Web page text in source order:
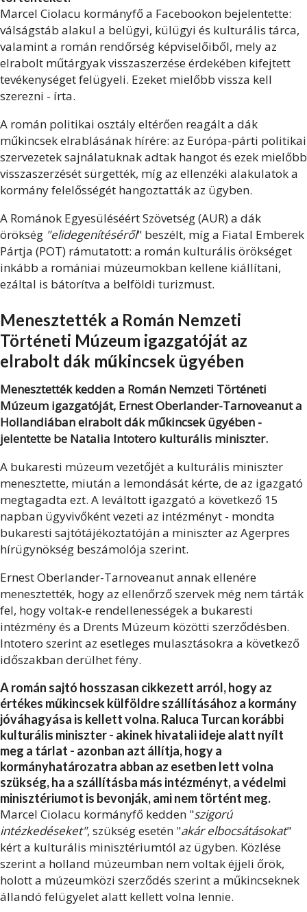
Marcel Ciolacu kormányfő a Facebookon bejelentette:
válságstáb alakul a belügyi, külügyi és kulturális tárca,
valamint a román rendőrség képviselőiből, mely az
elrabolt műtárgyak visszaszerzése érdekében kifejtett
tevékenységet felügyeli. Ezeket mielőbb vissza kell
szerezni - írta.
A román politikai osztály eltérően reagált a dák
műkincsek elrablásának hírére: az Európa-párti politikai
szervezetek sajnálatuknak adtak hangot és ezek mielőbb
visszaszerzését sürgették, míg az ellenzéki alakulatok a
kormány felelősségét hangoztatták az ügyben.
A Románok Egyesüléséért Szövetség (AUR) a dák
örökség "elidegenítéséről" beszélt, míg a Fiatal Emberek
Pártja (POT) rámutatott: a román kulturális örökséget
inkább a romániai múzeumokban kellene kiállítani,
ezáltal is bátorítva a belföldi turizmust.
Menesztették a Román Nemzeti
Történeti Múzeum igazgatóját az
elrabolt dák műkincsek ügyében
Menesztették kedden a Román Nemzeti Történeti
Múzeum igazgatóját, Ernest Oberlander-Tarnoveanut a
Hollandiában elrabolt dák műkincsek ügyében -
jelentette be Natalia Intotero kulturális miniszter.
A bukaresti múzeum vezetőjét a kulturális miniszter
menesztette, miután a lemondását kérte, de az igazgató
megtagadta ezt. A leváltott igazgató a következő 15
napban ügyvivőként vezeti az intézményt - mondta
bukaresti sajtótájékoztatóján a miniszter az Agerpres
hírügynökség beszámolója szerint.
Ernest Oberlander-Tarnoveanut annak ellenére
menesztették, hogy az ellenőrző szervek még nem tárták
fel, hogy voltak-e rendellenességek a bukaresti
intézmény és a Drents Múzeum közötti szerződésben.
Intotero szerint az esetleges mulasztásokra a következő
időszakban derülhet fény.
A román sajtó hosszasan cikkezett arról, hogy az
értékes műkincsek külföldre szállításához a kormány
jóváhagyása is kellett volna. Raluca Turcan korábbi
kulturális miniszter - akinek hivatali ideje alatt nyílt
meg a tárlat - azonban azt állítja, hogy a
kormányhatározatra abban az esetben lett volna
szükség, ha a szállításba más intézményt, a védelmi
minisztériumot is bevonják, ami nem történt meg.
Marcel Ciolacu kormányfő kedden "szigorú
intézkedéseket", szükség esetén "akár elbocsátásokat"
kért a kulturális minisztériumtól az ügyben. Közlése
szerint a holland múzeumban nem voltak éjjeli őrök,
holott a múzeumközi szerződés szerint a műkincseknek
állandó felügyelet alatt kellett volna lennie.